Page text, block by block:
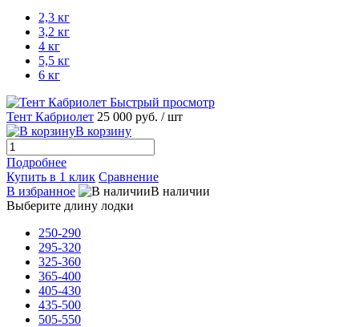
2,3 кг
3,2 кг
4 кг
5,5 кг
6 кг
Быстрый просмотр
Тент Кабриолет 25 000 руб. / шт
В корзину
Подробнее
Купить в 1 клик Сравнение
В избранное
В наличии
Выберите длину лодки
250-290
295-320
325-360
365-400
405-430
435-500
505-550